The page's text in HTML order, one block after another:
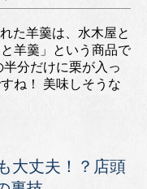
た羊羹は、水木屋と
羊羹」という商品で
分だけに栗が入っ
ね！ 美味しそうな
大丈夫！？店頭